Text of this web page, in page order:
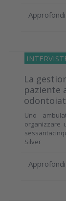
La
paziente
Uno
organizzare
Silver